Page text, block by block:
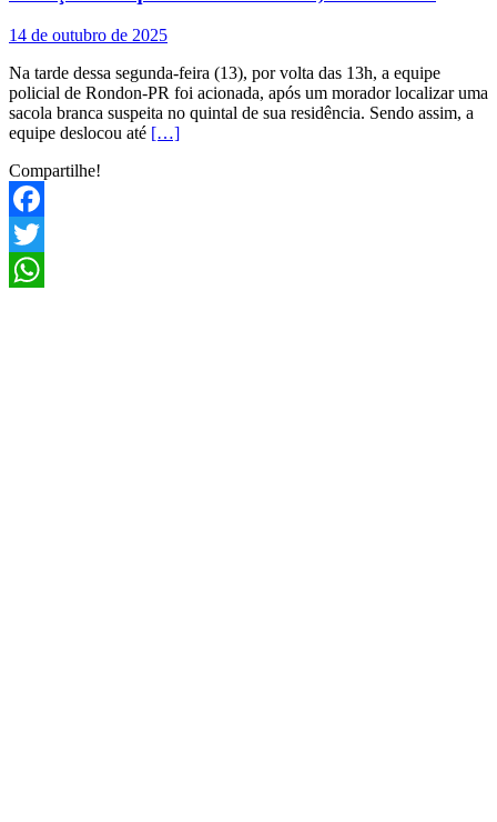
14 de outubro de 2025
Na tarde dessa segunda-feira (13), por volta das 13h, a equipe
policial de Rondon-PR foi acionada, após um morador localizar uma
sacola branca suspeita no quintal de sua residência. Sendo assim, a
equipe deslocou até […]
Compartilhe!
Facebook
Twitter